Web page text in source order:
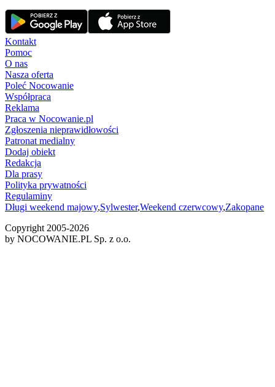
Kontakt
Pomoc
O nas
Nasza oferta
Poleć Nocowanie
Współpraca
Reklama
Praca w Nocowanie.pl
Zgłoszenia nieprawidłowości
Patronat medialny
Dodaj obiekt
Redakcja
Dla prasy
Polityka prywatności
Regulaminy
Długi weekend majowy,Sylwester,Weekend czerwcowy,Zakopane
Copyright 2005-2026
by NOCOWANIE.PL Sp. z o.o.